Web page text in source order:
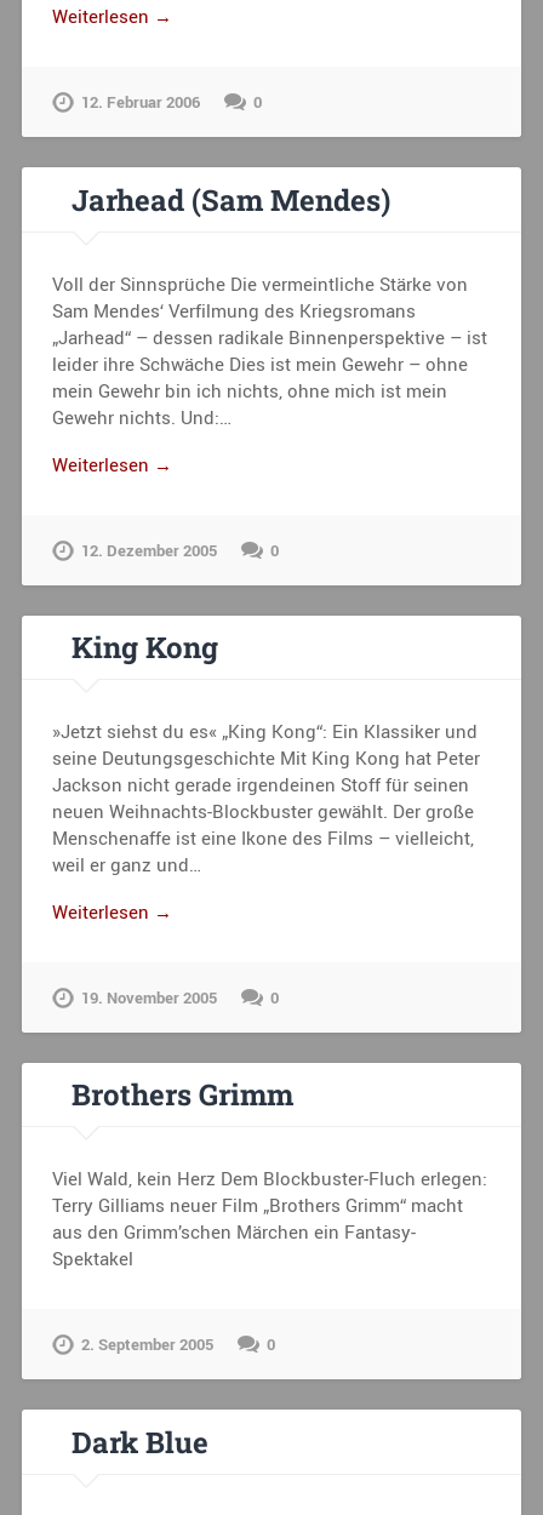
Weiterlesen →
12. Februar 2006 0
Jarhead (Sam Mendes)
Voll der Sinnsprüche Die vermeintliche Stärke von
Sam Mendes‘ Verfilmung des Kriegsromans
„Jarhead“ – dessen radikale Binnenperspektive – ist
leider ihre Schwäche Dies ist mein Gewehr – ohne
mein Gewehr bin ich nichts, ohne mich ist mein
Gewehr nichts. Und:…
Weiterlesen →
12. Dezember 2005 0
King Kong
»Jetzt siehst du es« „King Kong“: Ein Klassiker und
seine Deutungsgeschichte Mit King Kong hat Peter
Jackson nicht gerade irgendeinen Stoff für seinen
neuen Weihnachts-Blockbuster gewählt. Der große
Menschenaffe ist eine Ikone des Films – vielleicht,
weil er ganz und…
Weiterlesen →
19. November 2005 0
Brothers Grimm
Viel Wald, kein Herz Dem Blockbuster-Fluch erlegen:
Terry Gilliams neuer Film „Brothers Grimm“ macht
aus den Grimm’schen Märchen ein Fantasy-
Spektakel
2. September 2005 0
Dark Blue